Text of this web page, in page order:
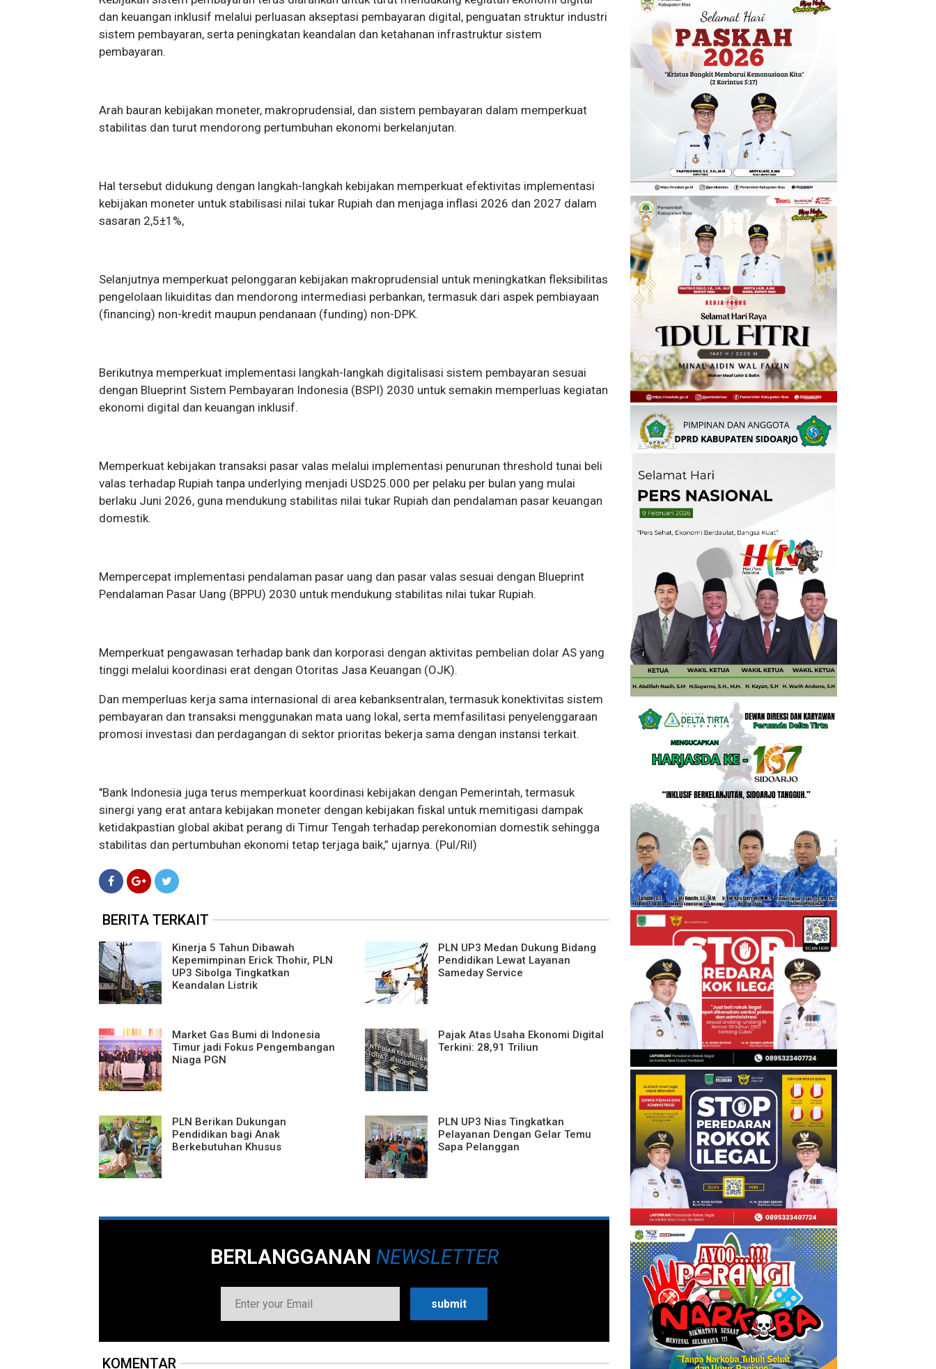
dan keuangan inklusif melalui perluasan akseptasi pembayaran digital, penguatan struktur industri
sistem pembayaran, serta peningkatan keandalan dan ketahanan infrastruktur sistem
pembayaran.
Arah bauran kebijakan moneter, makroprudensial, dan sistem pembayaran dalam memperkuat
stabilitas dan turut mendorong pertumbuhan ekonomi berkelanjutan.
Hal tersebut didukung dengan langkah-langkah kebijakan memperkuat efektivitas implementasi
kebijakan moneter untuk stabilisasi nilai tukar Rupiah dan menjaga inflasi 2026 dan 2027 dalam
sasaran 2,5±1%,
Selanjutnya memperkuat pelonggaran kebijakan makroprudensial untuk meningkatkan fleksibilitas
pengelolaan likuiditas dan mendorong intermediasi perbankan, termasuk dari aspek pembiayaan
(financing) non-kredit maupun pendanaan (funding) non-DPK.
Berikutnya memperkuat implementasi langkah-langkah digitalisasi sistem pembayaran sesuai
dengan Blueprint Sistem Pembayaran Indonesia (BSPI) 2030 untuk semakin memperluas kegiatan
ekonomi digital dan keuangan inklusif.
Memperkuat kebijakan transaksi pasar valas melalui implementasi penurunan threshold tunai beli
valas terhadap Rupiah tanpa underlying menjadi USD25.000 per pelaku per bulan yang mulai
berlaku Juni 2026, guna mendukung stabilitas nilai tukar Rupiah dan pendalaman pasar keuangan
domestik.
Mempercepat implementasi pendalaman pasar uang dan pasar valas sesuai dengan Blueprint
Pendalaman Pasar Uang (BPPU) 2030 untuk mendukung stabilitas nilai tukar Rupiah.
Memperkuat pengawasan terhadap bank dan korporasi dengan aktivitas pembelian dolar AS yang
tinggi melalui koordinasi erat dengan Otoritas Jasa Keuangan (OJK).
Dan memperluas kerja sama internasional di area kebanksentralan, termasuk konektivitas sistem
pembayaran dan transaksi menggunakan mata uang lokal, serta memfasilitasi penyelenggaraan
promosi investasi dan perdagangan di sektor prioritas bekerja sama dengan instansi terkait.
"Bank Indonesia juga terus memperkuat koordinasi kebijakan dengan Pemerintah, termasuk
sinergi yang erat antara kebijakan moneter dengan kebijakan fiskal untuk memitigasi dampak
ketidakpastian global akibat perang di Timur Tengah terhadap perekonomian domestik sehingga
stabilitas dan pertumbuhan ekonomi tetap terjaga baik,” ujarnya. (Pul/Ril)
BERITA TERKAIT
Kinerja 5 Tahun Dibawah
Kepemimpinan Erick Thohir, PLN
UP3 Sibolga Tingkatkan
Keandalan Listrik
PLN UP3 Medan Dukung Bidang
Pendidikan Lewat Layanan
Sameday Service
Market Gas Bumi di Indonesia
Timur jadi Fokus Pengembangan
Niaga PGN
Pajak Atas Usaha Ekonomi Digital
Terkini: 28,91 Triliun
PLN Berikan Dukungan
Pendidikan bagi Anak
Berkebutuhan Khusus
PLN UP3 Nias Tingkatkan
Pelayanan Dengan Gelar Temu
Sapa Pelanggan
BERLANGGANAN NEWSLETTER
KOMENTAR